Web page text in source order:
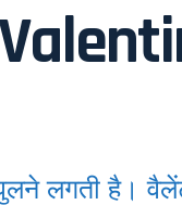
लगती है।